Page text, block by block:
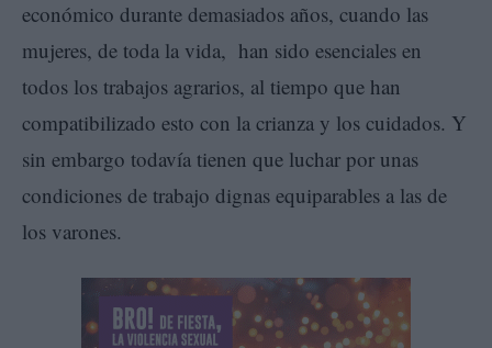
económico durante demasiados años, cuando las
mujeres, de toda la vida, han sido esenciales en
todos los trabajos agrarios, al tiempo que han
compatibilizado esto con la crianza y los cuidados. Y
sin embargo todavía tienen que luchar por unas
condiciones de trabajo dignas equiparables a las de
los varones.